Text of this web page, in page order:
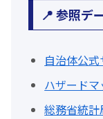
📍 参照デ
自治体公式
ハザードマ
総務省統